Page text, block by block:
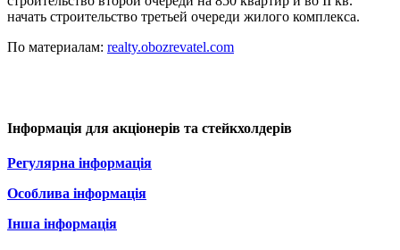
начать строительство третьей очереди жилого комплекса.
По материалам: realty.obozrevatel.com
Інформація для акціонерів та стейкхолдерів
Регулярна інформація
Особлива інформація
Інша інформація